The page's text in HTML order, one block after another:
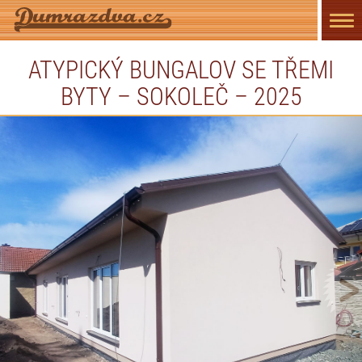
ATYPICKÝ BUNGALOV SE TŘEMI
BYTY – SOKOLEČ – 2025